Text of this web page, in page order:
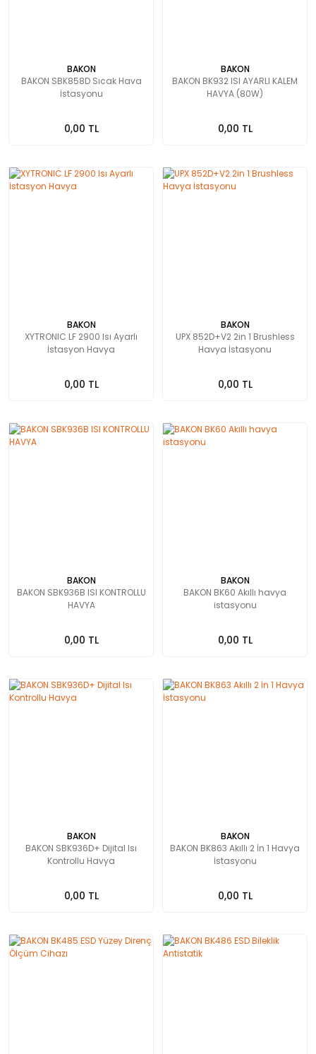
BAKON
BAKON SBK858D Sıcak Hava
İstasyonu
0,00 TL
BAKON
BAKON BK932 ISI AYARLI KALEM
HAVYA (80W)
0,00 TL
BAKON
XYTRONIC LF 2900 Isı Ayarlı
İstasyon Havya
0,00 TL
BAKON
UPX 852D+V2 2in 1 Brushless
Havya İstasyonu
0,00 TL
BAKON
BAKON SBK936B ISI KONTROLLU
HAVYA
0,00 TL
BAKON
BAKON BK60 Akıllı havya
istasyonu
0,00 TL
BAKON
BAKON SBK936D+ Dijital Isı
Kontrollu Havya
0,00 TL
BAKON
BAKON BK863 Akıllı 2 İn 1 Havya
İstasyonu
0,00 TL